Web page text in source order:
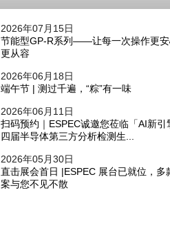
高温试验箱—SET系列
2026年07月15日
节能型GP-R系列——让每一次操作更安
更从容
2026年06月18日
端午节 | 测过千遍，“粽”有一味
2026年06月11日
扫码预约｜ESPEC诚邀您莅临「AI新引
四届半导体第三方分析检测生...
2026年05月30日
直击展会首日 |ESPEC 展台已就位，多
案与您不见不散